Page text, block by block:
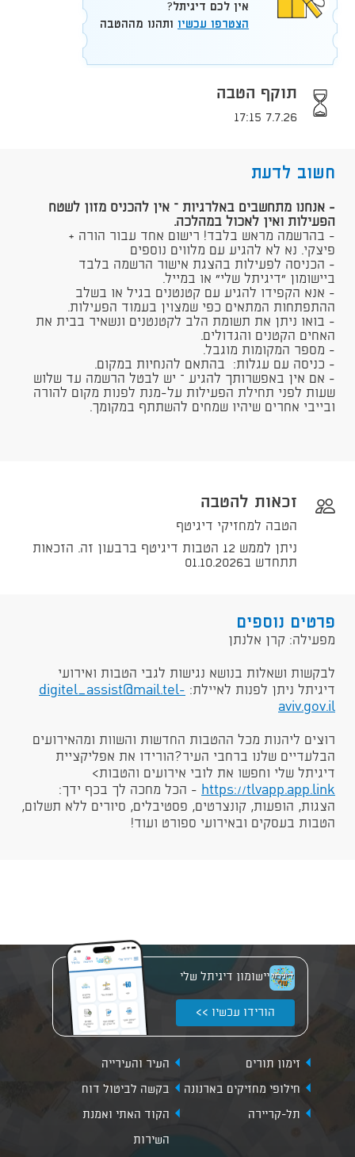
אין לכם דיגיתל?
הצטרפו עכשיו ותהנו מההטבה
תוקף הטבה
7.7.26 17:15
חשוב לדעת
- ​אנחנו מתחשבים באלרגיות – אין להכניס מזון לשטח
הפעילות ואין לאכול במהלכה.
- בהרשמה מראש בלבד! רישום אחד עבור הורה +
פיצקי. נא לא להגיע עם מלווים נוספים
- הכניסה לפעילות בהצגת אישור הרשמה בלבד
ביישומון "דיגיתל שלי" או במייל.
- אנא הקפידו להגיע עם קטנטנים בגיל או בשלב
ההתפתחות המתאים כפי שמצוין בעמוד הפעילות.
- בואו ניתן את תשומת הלב לקטנטנים ונשאיר בבית את
האחים הקטנים והגדולים.
- מספר המקומות מוגבל.
- כניסה עם עגלות: בהתאם להנחיות במקום.
- אם אין באפשרותך להגיע – יש לבטל הרשמה עד שלוש
שעות לפני תחילת הפעילות על-מנת לפנות מקום להורה
ובייבי אחרים שיהיו שמחים להשתתף במקומך.
זכאות להטבה
הטבה למחזיקי דיגיטף
ניתן לממש 12 הטבות דיגיטף ברבעון זה. הזכאות
תתחדש ב01.10.2026
פרטים נוספים
​מפעילה: קרן אלנתן
לבקשות ושאלות בנושא נגישות לגבי הטבות ואירועי
דיגיתל ניתן לפנות לאיילת: digitel_assist@mail.tel-
aviv.gov.il
רוצים ליהנות מכל ההטבות החדשות והשוות ומהאירועים
הבלעדיים שלנו ברחבי העיר?הורידו את אפליקציית
דיגיתל שלי וחפשו את לובי אירועים והטבות>
https://tlvapp.app.link ​ - הכל מחכה לך בכף ידך:
הצגות, הופעות, קונצרטים, פסטיבלים, סיורים ללא תשלום,
הטבות בעסקים ובאירועי ספורט ועוד!
יישומון דיגיתל שלי
הורידו עכשיו >>
זימון תורים
העיר והעירייה
חילופי מחזיקים בארנונה
בקשה לביטול דוח
תל-קריירה
הקוד האתי ואמנת
השירות